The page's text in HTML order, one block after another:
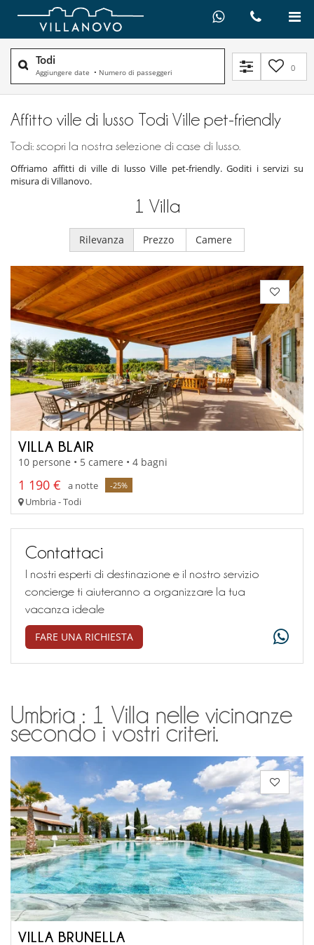
Todi
Aggiungere date • Numero di passeggeri 0
Affitto ville di lusso Todi Ville pet-friendly
Todi: scopri la nostra selezione di case di lusso.
Offriamo affitti di ville di lusso Ville pet-friendly. Goditi i servizi su
misura di Villanovo.
1 Villa
Rilevanza Prezzo Camere
VILLA BLAIR
10 persone • 5 camere • 4 bagni
1 190 € a notte -25%
Umbria - Todi
Contattaci
I nostri esperti di destinazione e il nostro servizio
concierge ti aiuteranno a organizzare la tua
vacanza ideale
FARE UNA RICHIESTA
Umbria : 1 Villa nelle vicinanze
secondo i vostri criteri.
VILLA BRUNELLA